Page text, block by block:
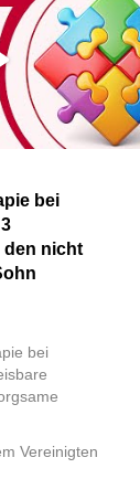
bei
den nicht
bei
Vereinigten